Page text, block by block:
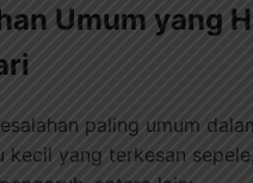
Umum yang
paling umum
kecil yang terkesan